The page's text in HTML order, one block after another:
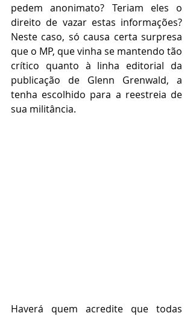
pedem anonimato? Teriam eles o
direito de vazar estas informações?
Neste caso, só causa certa surpresa
que o MP, que vinha se mantendo tão
crítico quanto à linha editorial da
publicação de Glenn Grenwald, a
tenha escolhido para a reestreia de
sua militância.
Haverá quem acredite que todas